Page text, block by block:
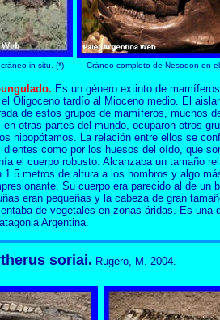
in-situ. (*) Cráneo completo de Nesodon en el
Es un género extinto de
Oligoceno tardío al Mioceno medio. El
de estos grupos de mamíferos, muchos
en otras partes del mundo, ocuparon otros
hipopótamos. La relación entre ellos se
dientes como por los huesos del oído, que
el cuerpo robusto. Alcanzaba un tamaño
1.5 metros de altura a los hombros y algo
Su cuerpo era parecido al de un
eran pequeñas y la cabeza de gran
de vegetales en zonas áridas. Es
Argentina.
soriai. Rugero, M. 2004.